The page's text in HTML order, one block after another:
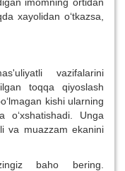
xayolidan o‘tkazsa,
vazifalarini
toqqa qiyoslash
kishi ularning
o‘xshatishadi. Unga
va muazzam ekanini
baho bering.